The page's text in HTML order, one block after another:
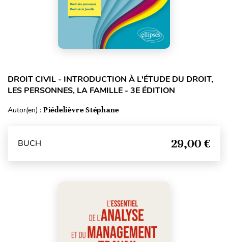
DROIT CIVIL - INTRODUCTION À L'ÉTUDE DU DROIT,
LES PERSONNES, LA FAMILLE - 3E ÉDITION
Autor(en) : Piédelièvre Stéphane
BUCH 29,00 €